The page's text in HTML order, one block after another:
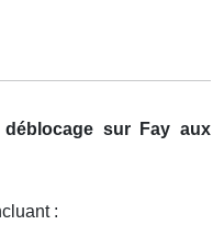
sur Fay aux
: